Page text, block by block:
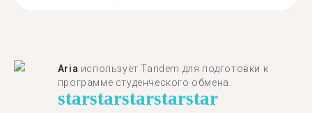
Aria использует Tandem для подготовки к
программе студенческого обмена.
starstarstarstarstar